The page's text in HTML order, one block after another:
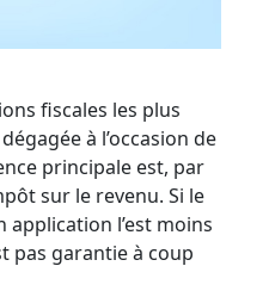
fiscales les plus
à l’occasion de
principale est, par
sur le revenu. Si le
l’est moins
pas garantie à coup